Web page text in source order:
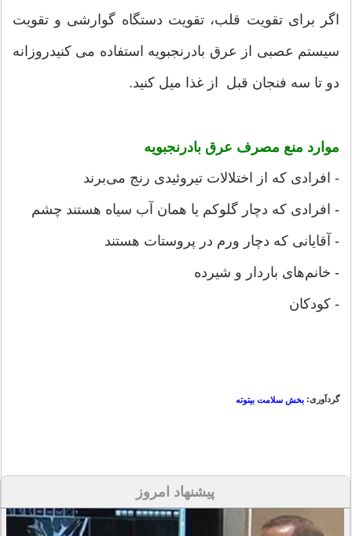
اگر برای تقویت قلب، تقویت دستگاه گوارشی و تقویت
سیستم عصبی از عرق بادرنجبویه استفاده می کنیدروزانه
دو تا سه فنجان قبل از غذا میل کنید.
موارد منع مصرف عرق بادرنجبویه
- افرادی که از اختلالات تیروئیدی رنج می‌برند
- افرادی که دچار گلوکم یا همان آب سیاه هستند چشم
- آقایانی که دچار ورم در پروستات هستند
- خانم‌های باردار و شیرده
- کودکان
گردآوری: بخش سلامت بیتوته
پیشنهاد امروز